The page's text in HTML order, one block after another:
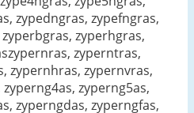
zypedngras, zypefngras,
zyperhgras,
zyperntras,
zypernhras, zypernvras,
zyperng5as,
zyperngdas, zyperngfas,